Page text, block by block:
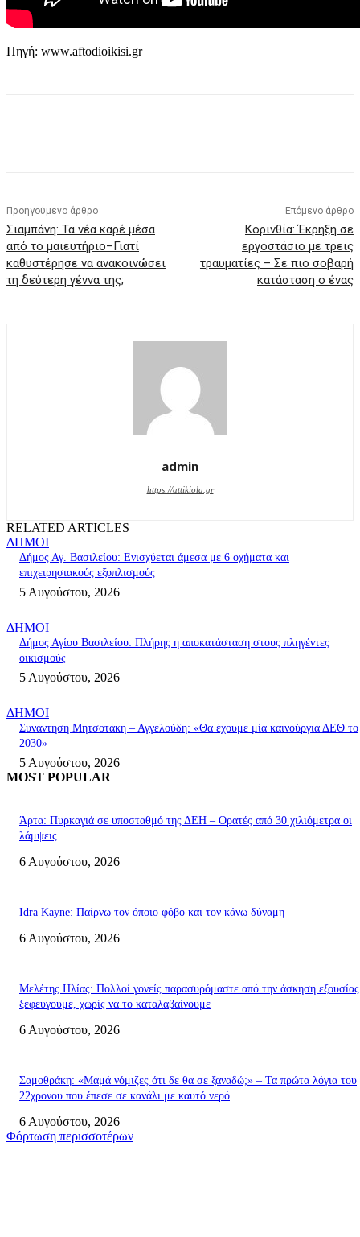
Πηγή: www.aftodioikisi.gr
Προηγούμενο άρθρο
Σιαμπάνη: Τα νέα καρέ μέσα
από το μαιευτήριο–Γιατί
καθυστέρησε να ανακοινώσει
τη δεύτερη γέννα της;
Επόμενο άρθρο
Κορινθία: Έκρηξη σε
εργοστάσιο με τρεις
τραυματίες – Σε πιο σοβαρή
κατάσταση ο ένας
admin
https://attikiola.gr
RELATED ARTICLES
ΔΗΜΟΙ
Δήμος Αγ. Βασιλείου: Ενισχύεται άμεσα με 6 οχήματα και
επιχειρησιακούς εξοπλισμούς
5 Αυγούστου, 2026
ΔΗΜΟΙ
Δήμος Αγίου Βασιλείου: Πλήρης η αποκατάσταση στους πληγέντες
οικισμούς
5 Αυγούστου, 2026
ΔΗΜΟΙ
Συνάντηση Μητσοτάκη – Αγγελούδη: «Θα έχουμε μία καινούργια ΔΕΘ το
2030»
5 Αυγούστου, 2026
MOST POPULAR
Άρτα: Πυρκαγιά σε υποσταθμό της ΔΕΗ – Ορατές από 30 χιλιόμετρα οι
λάμψεις
6 Αυγούστου, 2026
Idra Kayne: Παίρνω τον όποιο φόβο και τον κάνω δύναμη
6 Αυγούστου, 2026
Μελέτης Ηλίας: Πολλοί γονείς παρασυρόμαστε από την άσκηση εξουσίας
ξεφεύγουμε, χωρίς να το καταλαβαίνουμε
6 Αυγούστου, 2026
Σαμοθράκη: «Μαμά νόμιζες ότι δε θα σε ξαναδώ;» – Τα πρώτα λόγια του
22χρονου που έπεσε σε κανάλι με καυτό νερό
6 Αυγούστου, 2026
Φόρτωση περισσοτέρων